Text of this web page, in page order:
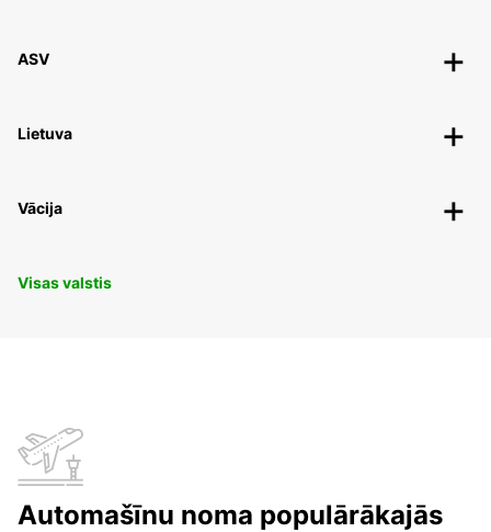
ASV
Lietuva
Vācija
Visas valstis
Automašīnu noma populārākajās